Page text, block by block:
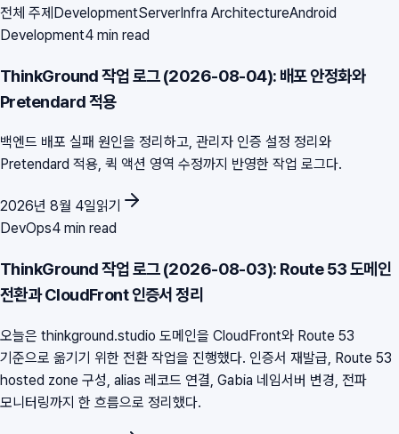
전체 주제DevelopmentServerInfra ArchitectureAndroid
Development4 min read
ThinkGround 작업 로그 (2026-08-04): 배포 안정화와
Pretendard 적용
백엔드 배포 실패 원인을 정리하고, 관리자 인증 설정 정리와
Pretendard 적용, 퀵 액션 영역 수정까지 반영한 작업 로그다.
2026년 8월 4일읽기
DevOps4 min read
ThinkGround 작업 로그 (2026-08-03): Route 53 도메인
전환과 CloudFront 인증서 정리
오늘은 thinkground.studio 도메인을 CloudFront와 Route 53
기준으로 옮기기 위한 전환 작업을 진행했다. 인증서 재발급, Route 53
hosted zone 구성, alias 레코드 연결, Gabia 네임서버 변경, 전파
모니터링까지 한 흐름으로 정리했다.